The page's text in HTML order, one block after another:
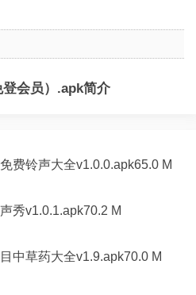
会员）.apk简介
费铃声大全v1.0.0.apk65.0 M
秀v1.0.1.apk70.2 M
中草药大全v1.9.apk70.0 M